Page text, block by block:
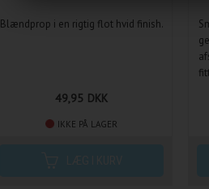
Blændprop i en rigtig flot hvid finish.
49,95 DKK
IKKE PÅ LAGER